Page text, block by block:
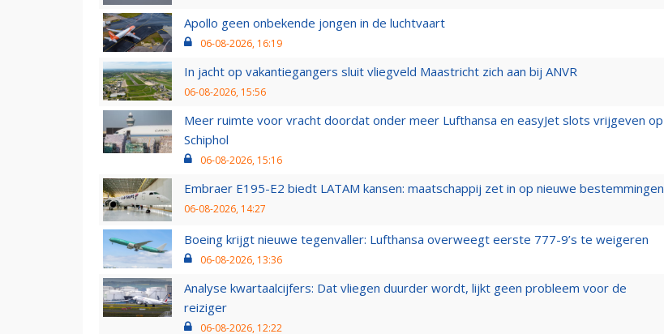
Apollo geen onbekende jongen in de luchtvaart
06-08-2026, 16:19
In jacht op vakantiegangers sluit vliegveld Maastricht zich aan bij ANVR
06-08-2026, 15:56
Meer ruimte voor vracht doordat onder meer Lufthansa en easyJet slots vrijgeven op
Schiphol
06-08-2026, 15:16
Embraer E195-E2 biedt LATAM kansen: maatschappij zet in op nieuwe bestemmingen
06-08-2026, 14:27
Boeing krijgt nieuwe tegenvaller: Lufthansa overweegt eerste 777-9’s te weigeren
06-08-2026, 13:36
Analyse kwartaalcijfers: Dat vliegen duurder wordt, lijkt geen probleem voor de
reiziger
06-08-2026, 12:22